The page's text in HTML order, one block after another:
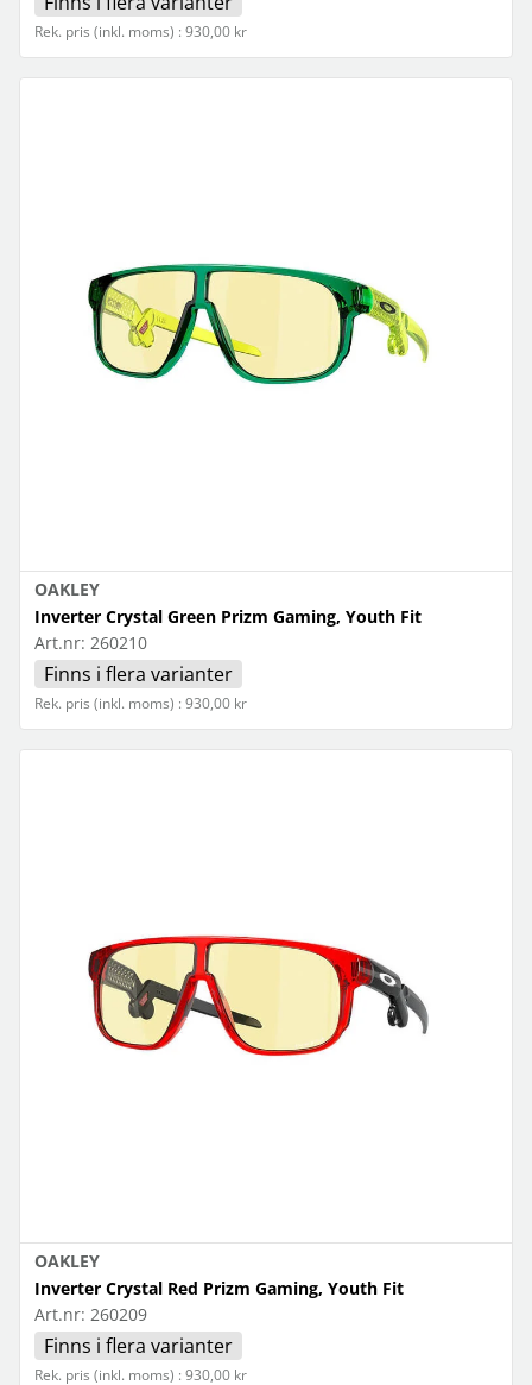
Rek. pris (inkl. moms) : 930,00 kr
OAKLEY
Inverter Crystal Green Prizm Gaming, Youth Fit
Art.nr: 260210
Finns i flera varianter
Rek. pris (inkl. moms) : 930,00 kr
OAKLEY
Inverter Crystal Red Prizm Gaming, Youth Fit
Art.nr: 260209
Finns i flera varianter
Rek. pris (inkl. moms) : 930,00 kr